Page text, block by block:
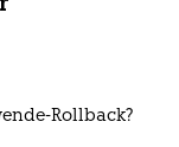
Rollback?